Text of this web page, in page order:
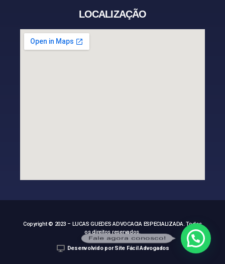
LOCALIZAÇÃO
Copyright © 2023 – LUCAS GUEDES ADVOCACIA ESPECIALIZADA. Todos
os direitos reservados.
Desenvolvido por Site Fácil Advogados
Fale agora conosco!